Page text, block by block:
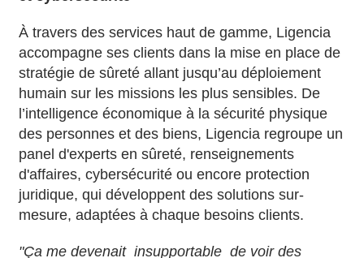
À travers des services haut de gamme, Ligencia
accompagne ses clients dans la mise en place de
stratégie de sûreté allant jusqu’au déploiement
humain sur les missions les plus sensibles. De
l’intelligence économique à la sécurité physique
des personnes et des biens, Ligencia regroupe un
panel d'experts en sûreté, renseignements
d'affaires, cybersécurité ou encore protection
juridique, qui développent des solutions sur-
mesure, adaptées à chaque besoins clients.
"Ça me devenait insupportable de voir des